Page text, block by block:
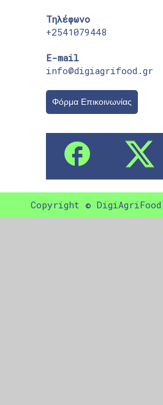
Τηλέφωνο
+2541079448
E-mail
info@digiagrifood.gr
Φόρμα Επικοινωνίας
Copyright ©